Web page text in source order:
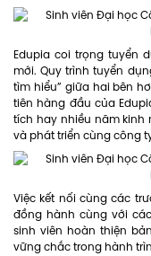
Edupia coi trọng tuyển
mới. Quy trình tuyển
tìm hiểu” giữa hai bên
tiên hàng đầu của
tích hay nhiều năm kinh
và phát triển cùng công
Việc kết nối cùng các
đồng hành cùng với
sinh viên hoàn thiện
vững chắc trong hành